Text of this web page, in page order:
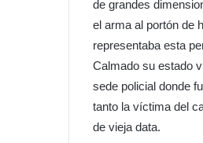
de grandes
el arma al portón de
representaba esta
Calmado su estado
sede policial donde
tanto la víctima del
de vieja data.